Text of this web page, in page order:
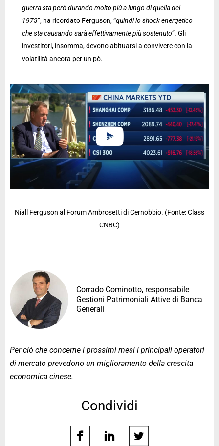
guerra sta però durando molto più a lungo di quella del
1973”, ha ricordato Ferguson, “quindi lo shock energetico
che sta causando sarà effettivamente più sostenuto”. Gli
investitori, insomma, devono abituarsi a convivere con la
volatilità ancora per un pò.
Niall Ferguson al Forum Ambrosetti di Cernobbio. (Fonte: Class
CNBC)
Corrado Cominotto, responsabile
Gestioni Patrimoniali Attive di Banca
Generali
Per ciò che concerne i prossimi mesi i principali operatori
di mercato prevedono un miglioramento della crescita
economica cinese.
Condividi
facebooklinkedin